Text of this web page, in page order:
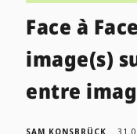
Face à
image(s)
entre
SAM KONSBRÜCK